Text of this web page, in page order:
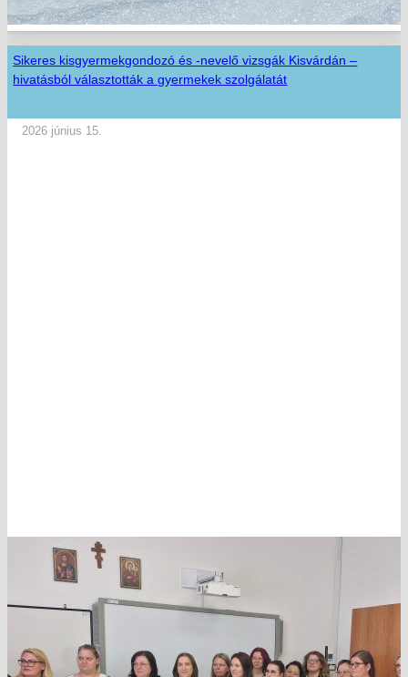
Sikeres kisgyermekgondozó és -nevelő vizsgák Kisvárdán –
hivatásból választották a gyermekek szolgálatát
2026 június 15.